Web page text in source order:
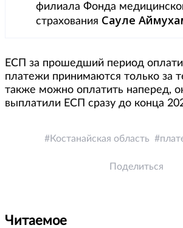
филиала Фонда
страхования Сауле
ЕСП за прошедший период
платежи принимаются только за
также можно оплатить наперед,
выплатили ЕСП сразу до конца
Костанайская область
Поделиться
Читаемое